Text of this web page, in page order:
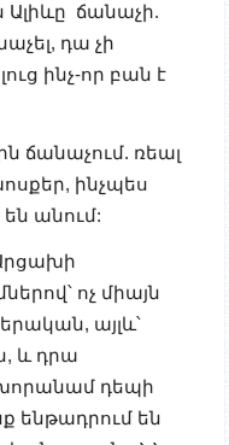
ճանաչի.
դա չի
ինչ-որ բան է
ճանաչում. ռեալ
ինչպես
են անում:
ոչ միայն
այլև՝
և դրա
դեպի
ենթադրում են